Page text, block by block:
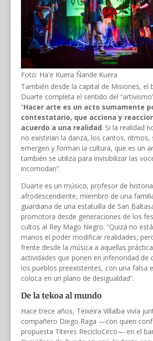
Foto: Ha'e Kuera Ñande Kuera
También desde la capital de Misiones, el
Duarte completa el sentido del
“Hacer arte es un acto sumamente
contestatario, que acciona y
acuerdo a una realidad. Si la realidad
no existirían la danza, los cantos, ritmos,
emergen y forman la cultura, que es un
también se utiliza para invisibilizar las
incomodan”.
Duarte es un músico, profesor de
afrodescendiente, miembro de una
guardiana de una estatuilla de San
promotora desde generaciones de los
cultos al Rey Mago Negro. “Quizá no
manos el poder modificar realidades,
frente desde la música a aquellas
actividades que ponen en inferioridad de
los pueblos preexistentes, con una falsa
coloca en un plano de desigualdad”.
De la tekoa al mundo
Hace trece años, Teixeira Villalba vivía
compañero Diego Raga —con quien
propuesta Títeres RecicloCirco— en el